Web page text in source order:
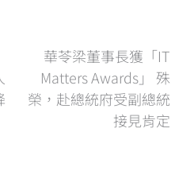
華苓梁董事長獲「IT
Matters Awards」 殊
榮，赴總統府受副總統
接見肯定